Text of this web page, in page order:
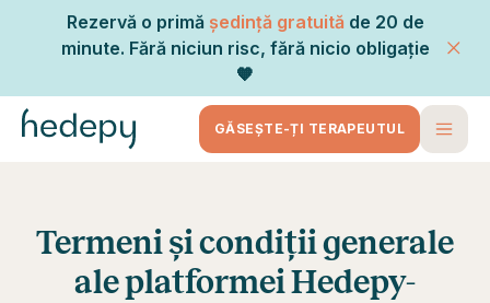
Rezervă o primă ședință gratuită de 20 de
minute. Fără niciun risc, fără nicio obligație
🧡
GĂSEȘTE-ȚI TERAPEUTUL
Termeni și condiții generale
ale platformei Hedepy-